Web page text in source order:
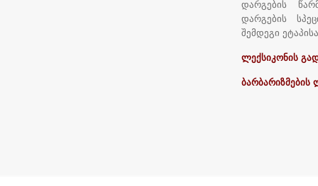
დარგების
დარგების
შემდეგი
ლექსიკონის
ბარბარიზმების